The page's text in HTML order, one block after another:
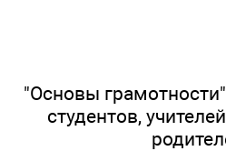
"Основы
студентов,